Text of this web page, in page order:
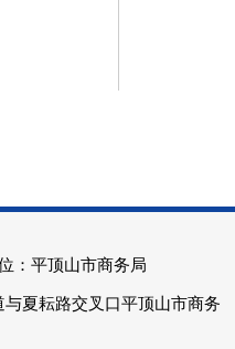
：平顶山市商务局
夏耘路交叉口平顶山市商务